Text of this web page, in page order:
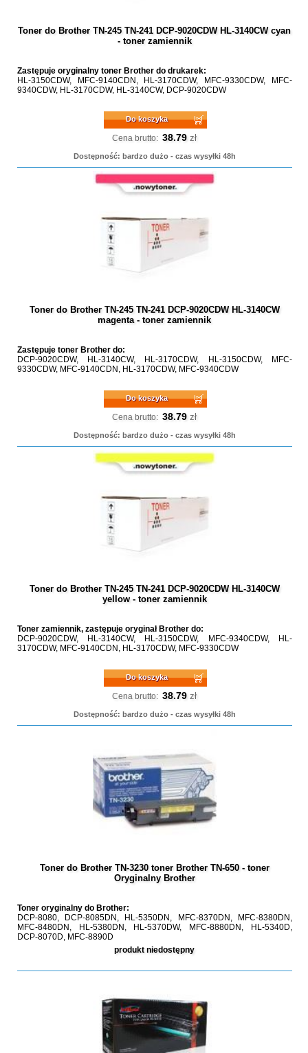
Toner do Brother TN-245 TN-241 DCP-9020CDW HL-3140CW cyan
- toner zamiennik
Zastępuje oryginalny toner Brother do drukarek:
HL-3150CDW, MFC-9140CDN, HL-3170CDW, MFC-9330CDW, MFC-
9340CDW, HL-3170CDW, HL-3140CW, DCP-9020CDW
Do koszyka
Cena brutto: 38.79 zł
Dostępność: bardzo dużo - czas wysyłki 48h
Toner do Brother TN-245 TN-241 DCP-9020CDW HL-3140CW
magenta - toner zamiennik
Zastępuje toner Brother do:
DCP-9020CDW, HL-3140CW, HL-3170CDW, HL-3150CDW, MFC-
9330CDW, MFC-9140CDN, HL-3170CDW, MFC-9340CDW
Do koszyka
Cena brutto: 38.79 zł
Dostępność: bardzo dużo - czas wysyłki 48h
Toner do Brother TN-245 TN-241 DCP-9020CDW HL-3140CW
yellow - toner zamiennik
Toner zamiennik, zastępuje oryginał Brother do:
DCP-9020CDW, HL-3140CW, HL-3150CDW, MFC-9340CDW, HL-
3170CDW, MFC-9140CDN, HL-3170CDW, MFC-9330CDW
Do koszyka
Cena brutto: 38.79 zł
Dostępność: bardzo dużo - czas wysyłki 48h
Toner do Brother TN-3230 toner Brother TN-650 - toner
Oryginalny Brother
Toner oryginalny do Brother:
DCP-8080, DCP-8085DN, HL-5350DN, MFC-8370DN, MFC-8380DN,
MFC-8480DN, HL-5380DN, HL-5370DW, MFC-8880DN, HL-5340D,
DCP-8070D, MFC-8890D
produkt niedostępny